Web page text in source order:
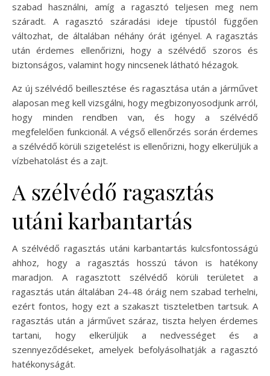
szabad használni, amíg a ragasztó teljesen meg nem
száradt. A ragasztó száradási ideje típustól függően
változhat, de általában néhány órát igényel. A ragasztás
után érdemes ellenőrizni, hogy a szélvédő szoros és
biztonságos, valamint hogy nincsenek látható hézagok.
Az új szélvédő beillesztése és ragasztása után a járművet
alaposan meg kell vizsgálni, hogy megbizonyosodjunk arról,
hogy minden rendben van, és hogy a szélvédő
megfelelően funkcionál. A végső ellenőrzés során érdemes
a szélvédő körüli szigetelést is ellenőrizni, hogy elkerüljük a
vízbehatolást és a zajt.
A szélvédő ragasztás
utáni karbantartás
A szélvédő ragasztás utáni karbantartás kulcsfontosságú
ahhoz, hogy a ragasztás hosszú távon is hatékony
maradjon. A ragasztott szélvédő körüli területet a
ragasztás után általában 24-48 óráig nem szabad terhelni,
ezért fontos, hogy ezt a szakaszt tiszteletben tartsuk. A
ragasztás után a járművet száraz, tiszta helyen érdemes
tartani, hogy elkerüljük a nedvességet és a
szennyeződéseket, amelyek befolyásolhatják a ragasztó
hatékonyságát.